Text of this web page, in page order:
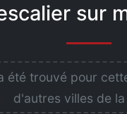
sur
été trouvé pour
d'autres villes de